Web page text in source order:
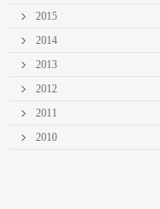
2015
2014
2013
2012
2011
2010